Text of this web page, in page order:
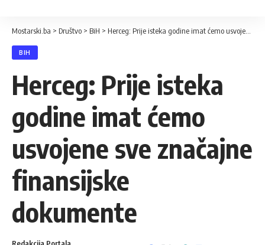
Mostarski.ba > Društvo > BiH > Herceg: Prije isteka godine imat ćemo usvojene sve značajne finansijske dokumente
BIH
Herceg: Prije isteka
godine imat ćemo
usvojene sve značajne
finansijske
dokumente